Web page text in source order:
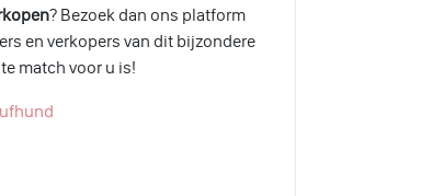
? Bezoek dan ons platform
en verkopers van dit bijzondere
match voor u is!